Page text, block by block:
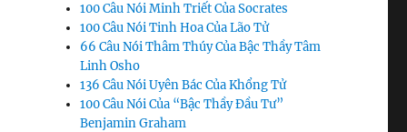
100 Câu Nói Minh Triết Của Socrates
100 Câu Nói Tinh Hoa Của Lão Tử
66 Câu Nói Thâm Thúy Của Bậc Thầy Tâm
Linh Osho
136 Câu Nói Uyên Bác Của Khổng Tử
100 Câu Nói Của “Bậc Thầy Đầu Tư”
Benjamin Graham